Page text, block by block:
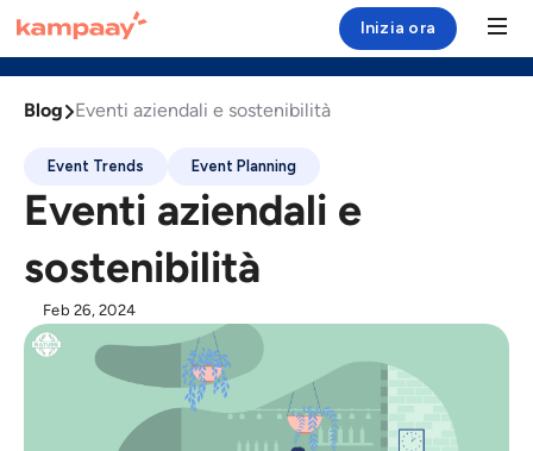
Case Study
Risorse
Chi siamo
Login
Inizia ora
Esplora Blog 
Blog Eventi aziendali e sostenibilità
Event Trends Event Planning
Eventi aziendali e
sostenibilità
Feb 26, 2024